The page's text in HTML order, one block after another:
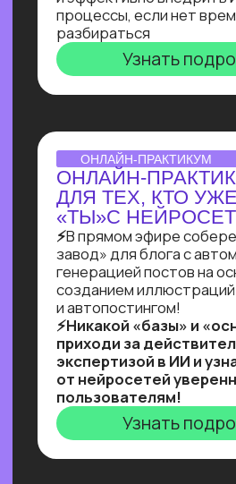
ВЕБИНАР-ОБЗОР
ПРОФЕССИЯ ПРОМПТ-
ИНЖЕНЕР: КАК ХАЙП
ПРОШЛОГО ГОДА
ПРЕВРАТИЛСЯ В САМУЮ
ВОСТРЕБОВАННУЮ
СПЕЦИАЛИЗАЦИЮ В 2025?
по промпт-инжинирингу, и мы готовы
поделиться самыми свежими данными
Узнать подробнее
ОNLINE-ПРАКТИКУМ
ПО СОЗДАНИЮ ИИ-
АДМИНИСТРАТОРА
Собираем многофункционального ИИ-
администратора для салона красоты
за 60 минут!
Ты увидишь, как и с помощью чего
реализовывать такие решения,
и узнаешь, как найти 10+ заказчиков
на них даже без опыта работы!
Узнать подробнее